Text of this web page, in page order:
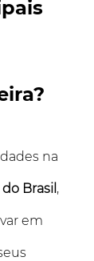
na
Brasil ,
em